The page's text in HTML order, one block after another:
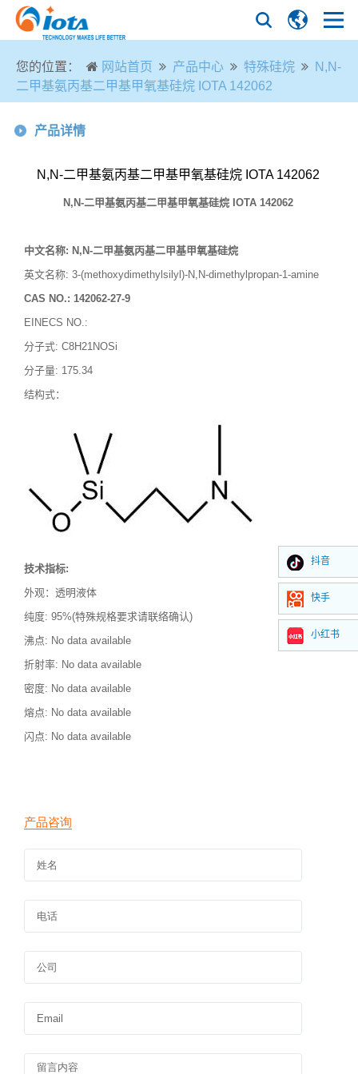
您的位置： 网站首页 产品中心 特殊硅烷
N,N-
二甲基氨丙基二甲基甲氧基硅烷 IOTA 142062
产品详情
N,N-二甲基氨丙基二甲基甲氧基硅烷 IOTA 142062
N,N-二甲基氨丙基二甲基甲氧基硅烷 IOTA 142062
中文名称: N,N-二甲基氨丙基二甲基甲氧基硅烷
英文名称: 3-(methoxydimethylsilyl)-N,N-dimethylpropan-1-amine
CAS NO.: 142062-27-9
EINECS NO.:
分子式: C8H21NOSi
分子量: 175.34
结构式：
技术指标:
外观：透明液体
纯度: 95%(特殊规格要求请联络确认)
沸点: No data available
折射率: No data available
密度: No data available
熔点: No data available
闪点: No data available
抖音
快手
小红书